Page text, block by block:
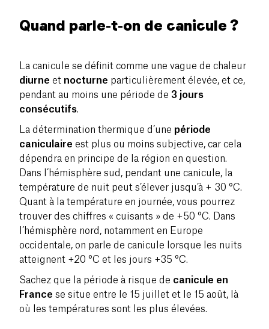
Quand parle-t-on de canicule ?
La canicule se définit comme une vague de chaleur
diurne et nocturne particulièrement élevée, et ce,
pendant au moins une période de 3 jours
consécutifs.
La détermination thermique d’une période
caniculaire est plus ou moins subjective, car cela
dépendra en principe de la région en question.
Dans l’hémisphère sud, pendant une canicule, la
température de nuit peut s’élever jusqu’à + 30 °C.
Quant à la température en journée, vous pourrez
trouver des chiffres « cuisants » de +50 °C. Dans
l’hémisphère nord, notamment en Europe
occidentale, on parle de canicule lorsque les nuits
atteignent +20 °C et les jours +35 °C.
Sachez que la période à risque de canicule en
France se situe entre le 15 juillet et le 15 août, là
où les températures sont les plus élevées.